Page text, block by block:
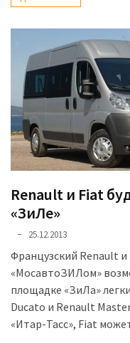
Renault и Fiat
«ЗиЛе»
25.12.2013
Французский Renault
«МосавтоЗИЛом»
площадке «ЗиЛа»
Ducato и Renault
«Итар-Тасс», Fiat